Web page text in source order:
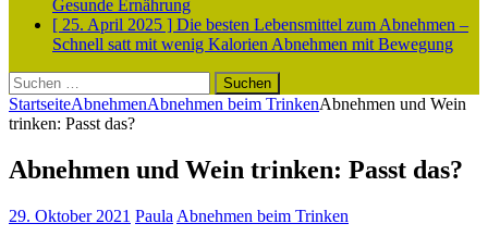
Gesunde Ernährung
[ 25. April 2025 ] Die besten Lebensmittel zum Abnehmen –
Schnell satt mit wenig Kalorien Abnehmen mit Bewegung
Suchen
nach:
StartseiteAbnehmenAbnehmen beim TrinkenAbnehmen und Wein
trinken: Passt das?
Abnehmen und Wein trinken: Passt das?
29. Oktober 2021 Paula Abnehmen beim Trinken